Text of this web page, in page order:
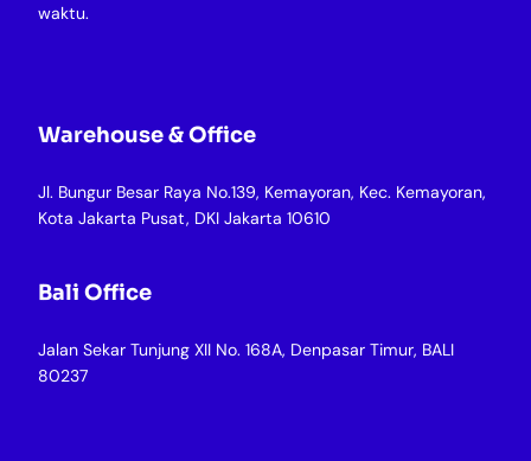
waktu.
Warehouse & Office
Jl. Bungur Besar Raya No.139, Kemayoran, Kec. Kemayoran,
Kota Jakarta Pusat, DKI Jakarta 10610
Bali Office
Jalan Sekar Tunjung XII No. 168A, Denpasar Timur, BALI
80237